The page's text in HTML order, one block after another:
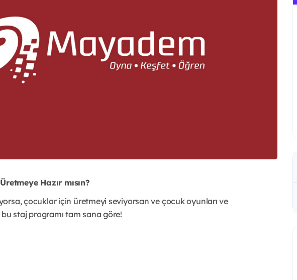
Hazır mısın?
çocuklar için üretmeyi seviyorsan ve çocuk oyunları ve
staj programı tam sana göre!